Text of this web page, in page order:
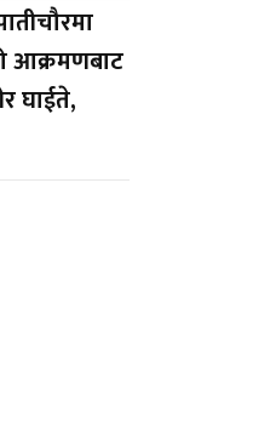
आक्रमणबाट
घाईते,